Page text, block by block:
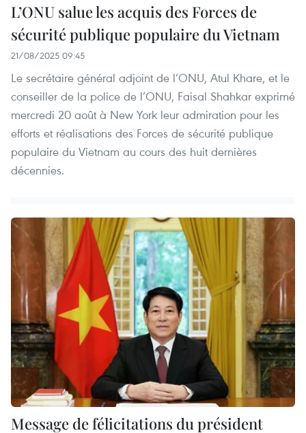
L’ONU salue les acquis des Forces de
sécurité publique populaire du Vietnam
21/08/2025 09:45
Le secrétaire général adjoint de l’ONU, Atul Khare, et le
conseiller de la police de l’ONU, Faisal Shahkar exprimé
mercredi 20 août à New York leur admiration pour les
efforts et réalisations des Forces de sécurité publique
populaire du Vietnam au cours des huit dernières
décennies.
Message de félicitations du président